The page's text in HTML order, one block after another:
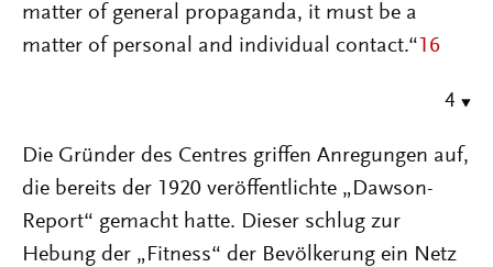
matter of general propaganda, it must be a
matter of personal and individual contact.“16
4
Die Gründer des Centres griffen Anregungen auf,
die bereits der 1920 veröffentlichte „Dawson-
Report“ gemacht hatte. Dieser schlug zur
Hebung der „Fitness“ der Bevölkerung ein Netz